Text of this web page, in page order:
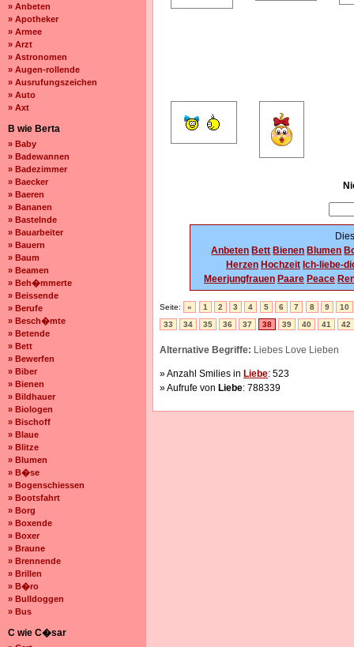
» Anbeten
» Apotheker
» Armee
» Arzt
» Astronomen
» Augen-rollende
» Ausrufungszeichen
» Auto
» Axt
B wie Berta
» Baby
» Badewannen
» Badezimmer
» Baecker
» Baeren
» Bananen
» Bastelnde
» Bauarbeiter
» Bauern
» Baum
» Beamen
» Beh�mmerte
» Beissende
» Berufe
» Besch�mte
» Betende
» Bett
» Bewerfen
» Biber
» Bienen
» Bildhauer
» Biologen
» Bischoff
» Blaue
» Blitze
» Blumen
» B�se
» Bogenschiessen
» Bootsfahrt
» Borg
» Boxende
» Boxer
» Braune
» Brennende
» Brillen
» B�ro
» Bulldoggen
» Bus
C wie C�sar
Anbeten Bett Bienen Blumen
Herzen Hochzeit Ich-liebe-
Meerjungfrauen Paare Peace
Seite: « 1 2 3 4 5 6 7 8 9
10
33
34 35 36 37 38 39 40 41 42
Alternative Begriffe: Liebes Love Lieben
» Anzahl Smilies in Liebe: 523
» Aufrufe von Liebe: 788339